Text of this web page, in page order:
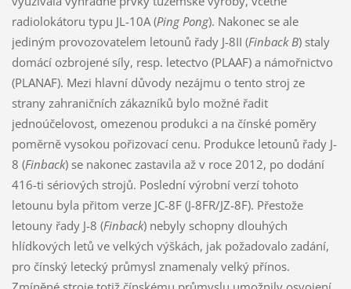
radiolokátoru typu JL-10A (Ping Pong). Nakonec se ale
jediným provozovatelem letounů řady J-8II (Finback B) staly
domácí ozbrojené síly, resp. letectvo (PLAAF) a námořnictvo
(PLANAF). Mezi hlavní důvody nezájmu o tento stroj ze
strany zahraničních zákazníků bylo možné řadit
jednoúčelovost, omezenou produkci a na čínské poměry
poměrně vysokou pořizovací cenu. Produkce letounů řady J-
8 (Finback) se nakonec zastavila až v roce 2012, po dodání
416-ti sériových strojů. Poslední výrobní verzí tohoto
letounu byla přitom verze JC-8F (J-8FR/JZ-8F). Přestože
letouny řady J-8 (Finback) nebyly schopny dlouhých
hlídkových letů ve velkých výškách, jak požadovalo zadání,
pro čínský letecký průmysl znamenaly velký přínos.